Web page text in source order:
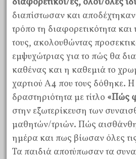
διαπίστωσαν και
τρόπο τη διαφορετικότητα
τους, ακολουθώντας
εμψυχώτριας για το πώς θα
καθένας και η καθεμιά το
χαρτιού Α4 που τους δόθηκε. Η
δραστηριότητα με τίτλο «Πώς
στην εξωτερίκευση των
μαθητών/τριών. Πώς
ημέρα και πως βίωσαν όλες
Τα παιδιά αποτύπωσαν τα